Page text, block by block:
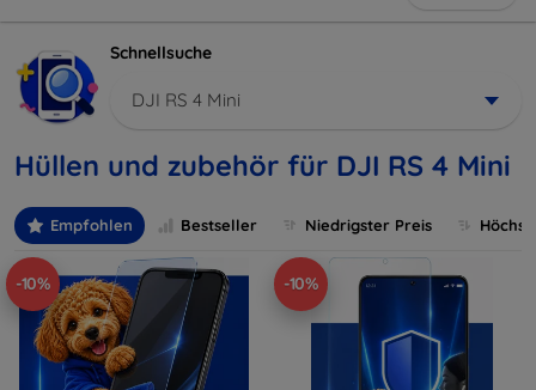
Schnellsuche
DJI RS 4 Mini
Hüllen und zubehör für DJI RS 4 Mini
Empfohlen Bestseller Niedrigster Preis
-10% -10%